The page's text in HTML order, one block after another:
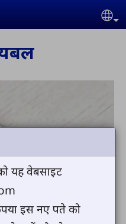
यह वेबसाइट
इस नए पते को